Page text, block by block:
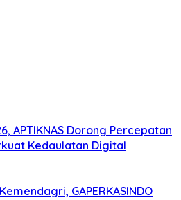
APTIKNAS Dorong Percepatan
Kedaulatan Digital
GAPERKASINDO